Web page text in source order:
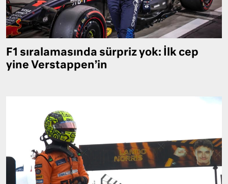
F1 sıralamasında sürpriz yok: İlk cep
yine Verstappen’in